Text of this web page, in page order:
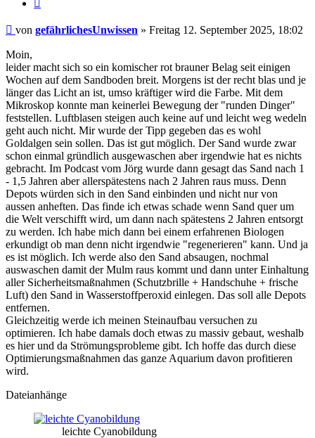
Beitrag
von gefährlichesUnwissen » Freitag 12. September 2025, 18:02
Moin,
leider macht sich so ein komischer rot brauner Belag seit einigen
Wochen auf dem Sandboden breit. Morgens ist der recht blas und je
länger das Licht an ist, umso kräftiger wird die Farbe. Mit dem
Mikroskop konnte man keinerlei Bewegung der "runden Dinger"
feststellen. Luftblasen steigen auch keine auf und leicht weg wedeln
geht auch nicht. Mir wurde der Tipp gegeben das es wohl
Goldalgen sein sollen. Das ist gut möglich. Der Sand wurde zwar
schon einmal gründlich ausgewaschen aber irgendwie hat es nichts
gebracht. Im Podcast vom Jörg wurde dann gesagt das Sand nach 1
- 1,5 Jahren aber allerspätestens nach 2 Jahren raus muss. Denn
Depots würden sich in den Sand einbinden und nicht nur von
aussen anheften. Das finde ich etwas schade wenn Sand quer um
die Welt verschifft wird, um dann nach spätestens 2 Jahren entsorgt
zu werden. Ich habe mich dann bei einem erfahrenen Biologen
erkundigt ob man denn nicht irgendwie "regenerieren" kann. Und ja
es ist möglich. Ich werde also den Sand absaugen, nochmal
auswaschen damit der Mulm raus kommt und dann unter Einhaltung
aller Sicherheitsmaßnahmen (Schutzbrille + Handschuhe + frische
Luft) den Sand in Wasserstoffperoxid einlegen. Das soll alle Depots
entfernen.
Gleichzeitig werde ich meinen Steinaufbau versuchen zu
optimieren. Ich habe damals doch etwas zu massiv gebaut, weshalb
es hier und da Strömungsprobleme gibt. Ich hoffe das durch diese
Optimierungsmaßnahmen das ganze Aquarium davon profitieren
wird.
Dateianhänge
leichte Cyanobildung